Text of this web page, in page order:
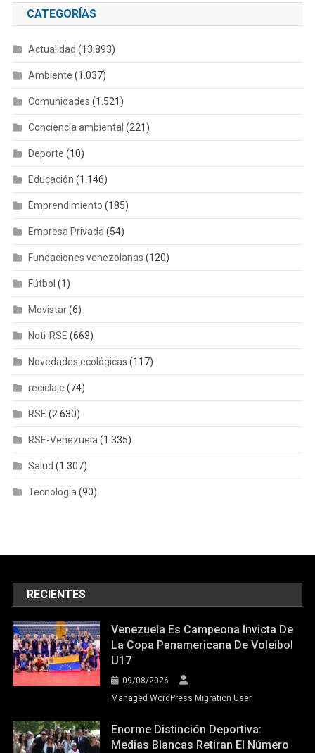
CATEGORÍAS
Actualidad (13.893)
Ambiente (1.037)
Comunidades (1.521)
Conciencia ambiental (221)
Deporte (10)
Educación (1.146)
Emprendimiento (185)
Empresa Privada(54)
Fundaciones venezolanas (120)
Fútbol (1)
Movistar(6)
Noti-RSE (663)
Novedades ecológicas (117)
reciclaje (74)
RSE (2.630)
RSE-Venezuela(1.335)
Salud (1.307)
Tecnología(90)
RECIENTES
Venezuela Es Campeona Invicta De
La Copa Panamericana De Voleibol
U17
09/08/2026
Managed WordPress Migration User
Enorme Distinción Deportiva:
Medias Blancas Retiran El Número